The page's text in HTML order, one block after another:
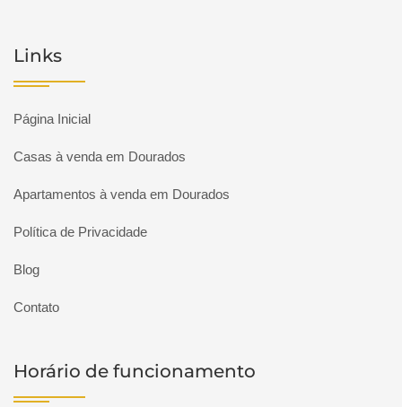
Links
Página Inicial
Casas à venda em Dourados
Apartamentos à venda em Dourados
Política de Privacidade
Blog
Contato
Horário de funcionamento